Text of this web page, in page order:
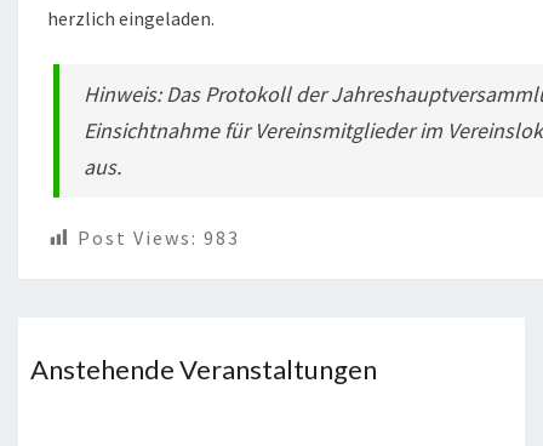
R
I
herzlich eingeladen.
Hinweis: Das Protokoll der
Einsichtnahme für Vereinsmitglieder im
aus.
Post Views: 983
Beitragsnavigation
Anstehende Veranstaltungen